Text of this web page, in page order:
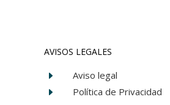
AVISOS LEGALES
E
Aviso legal
E
Política de Privacidad